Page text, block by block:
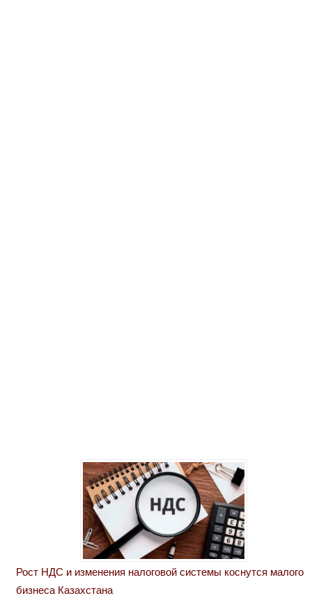
Рост НДС и изменения налоговой системы коснутся малого
бизнеса Казахстана